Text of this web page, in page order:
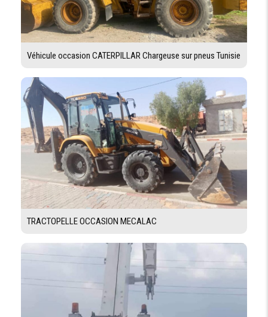
Véhicule occasion CATERPILLAR Chargeuse sur pneus Tunisie
TRACTOPELLE OCCASION MECALAC